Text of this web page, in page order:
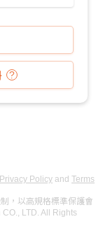
Privacy Policy and Terms
，以高規格標準保護會
LTD. All Rights